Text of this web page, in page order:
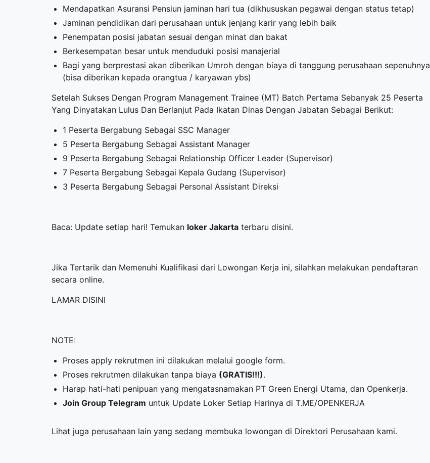
Mendapatkan Asuransi Pensiun jaminan hari tua (dikhususkan pegawai dengan status tetap)
Jaminan pendidikan dari perusahaan untuk jenjang karir yang lebih baik
Penempatan posisi jabatan sesuai dengan minat dan bakat
Berkesempatan besar untuk menduduki posisi manajerial
Bagi yang berprestasi akan diberikan Umroh dengan biaya di tanggung perusahaan sepenuhnya
(bisa diberikan kepada orangtua / karyawan ybs)
Setelah Sukses Dengan Program Management Trainee (MT) Batch Pertama Sebanyak 25 Peserta
Yang Dinyatakan Lulus Dan Berlanjut Pada Ikatan Dinas Dengan Jabatan Sebagai Berikut:
1 Peserta Bergabung Sebagai SSC Manager
5 Peserta Bergabung Sebagai Assistant Manager
9 Peserta Bergabung Sebagai Relationship Officer Leader (Supervisor)
7 Peserta Bergabung Sebagai Kepala Gudang (Supervisor)
3 Peserta Bergabung Sebagai Personal Assistant Direksi
Baca: Update setiap hari! Temukan loker Jakarta terbaru disini.
Jika Tertarik dan Memenuhi Kualifikasi dari Lowongan Kerja ini, silahkan melakukan pendaftaran
secara online.
LAMAR DISINI
NOTE:
Proses apply rekrutmen ini dilakukan melalui google form.
Proses rekrutmen dilakukan tanpa biaya (GRATIS!!!).
Harap hati-hati penipuan yang mengatasnamakan PT Green Energi Utama, dan Openkerja.
Join Group Telegram untuk Update Loker Setiap Harinya diT.ME/OPENKERJA
Lihat juga perusahaan lain yang sedang membuka lowongan di Direktori Perusahaan kami.